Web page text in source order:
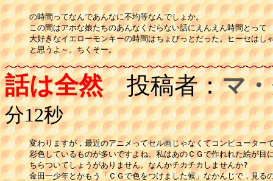
の時間ってなんであんなに不均等なんでしょか。
この間はアホな娘たちのあんなくだらない話にえんえん時間とって
大好きなイエローモンキーの時間はちょびっとだった。ヒーセはし
と思うよ～。ちくそー。
話は全然投稿者：マ
分12秒
変わりますが，最近のアニメってセル画じゃなくてコンピューター
彩色しているものが多いですよね。私はあのＣＧで作れれた絵が目
ちらついてしょうがありません。なんかチカチカしませんか?
金田一少年とかもう「ＣＧで色をつけました候」なかんじで，見る